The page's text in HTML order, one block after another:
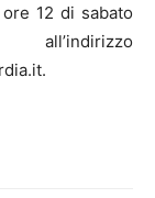
12 di sabato